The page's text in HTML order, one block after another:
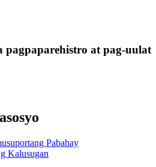
pagpaparehistro at pag-uulat
Pabahay
Kalusugan